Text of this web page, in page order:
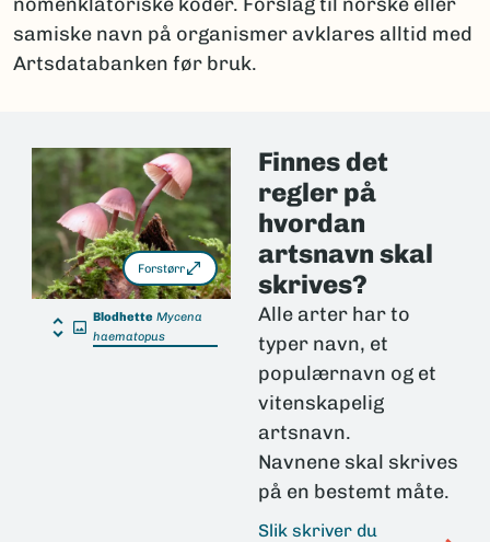
samiske navn på organismer avklares alltid med
Artsdatabanken før bruk.
Forstørr
Blodhette Mycena
haematopus
Finnes det
regler på
hvordan
artsnavn skal
skrives?
Alle arter har to
typer navn, et
populærnavn og et
vitenskapelig
artsnavn.
Navnene skal skrives
på en bestemt måte.
Slik skriver du